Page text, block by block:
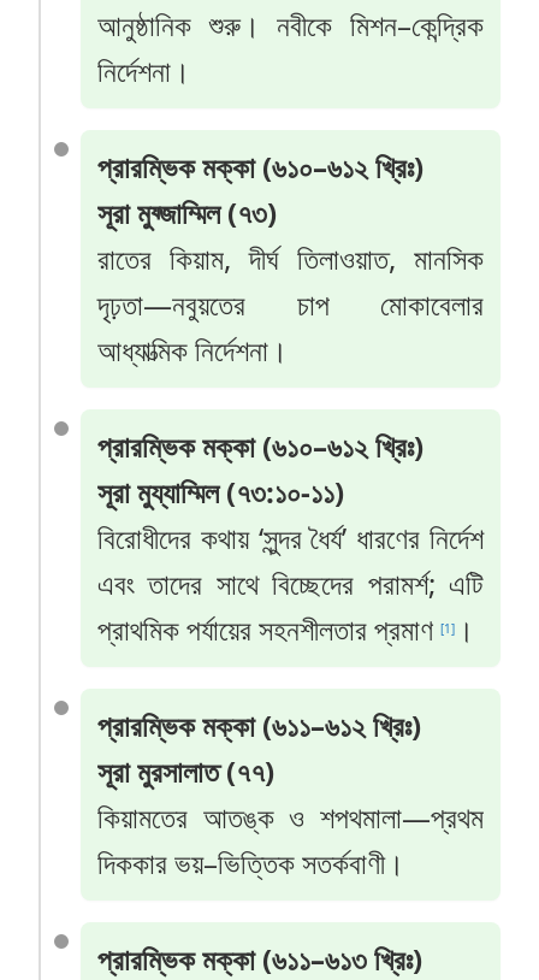
আনুষ্ঠানিক শুরু। নবীকে মিশন–কেন্দ্রিক
নির্দেশনা।
প্রারম্ভিক মক্কা (৬১০–৬১২ খ্রিঃ)
সূরা মুয্জাম্মিল (৭৩)
রাতের কিয়াম, দীর্ঘ তিলাওয়াত, মানসিক
দৃঢ়তা—নবুয়তের চাপ মোকাবেলার
আধ্যাত্মিক নির্দেশনা।
প্রারম্ভিক মক্কা (৬১০–৬১২ খ্রিঃ)
সূরা মুয্যাম্মিল (৭৩:১০-১১)
বিরোধীদের কথায় ‘সুন্দর ধৈর্য’ ধারণের নির্দেশ
এবং তাদের সাথে বিচ্ছেদের পরামর্শ; এটি
প্রাথমিক পর্যায়ের সহনশীলতার প্রমাণ [1] ।
প্রারম্ভিক মক্কা (৬১১–৬১২ খ্রিঃ)
সূরা মুরসালাত (৭৭)
কিয়ামতের আতঙ্ক ও শপথমালা—প্রথম
দিককার ভয়–ভিত্তিক সতর্কবাণী।
প্রারম্ভিক মক্কা (৬১১–৬১৩ খ্রিঃ)